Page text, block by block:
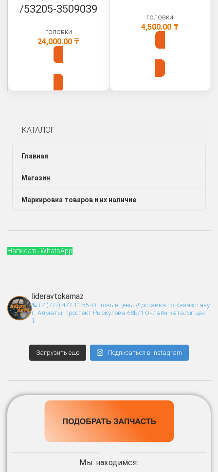
КАТАЛОГ
Главная
Магазин
Маркировка товаров и их наличие
Написать WhatsApp
lideravtokamaz
📞+7 (777) 477 11 55 •Оптовые цены •Доставка по Казахстану
г. Алматы, проспект Рыскулова 68Б/1 Онлайн-каталог цен:
⤵️
Загрузить еще Подписаться в Instagram
Мы находимся:
/53205-3509039
головки
24,000.00 ₸
головки
4,500.00 ₸